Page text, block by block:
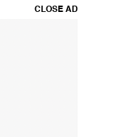
CLOSE AD